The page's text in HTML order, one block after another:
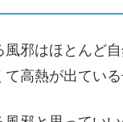
邪はほとんど自
て高熱が出てい